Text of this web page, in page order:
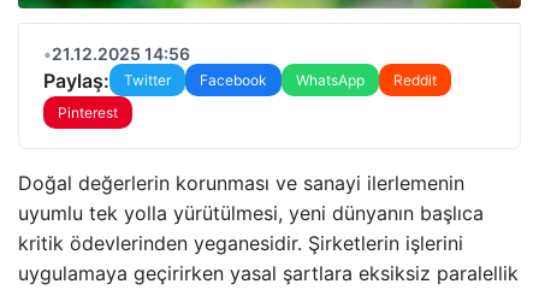
•21.12.2025 14:56
Paylaş: Twitter Facebook WhatsApp
Reddit
Pinterest
Doğal değerlerin korunması ve sanayi ilerlemenin
uyumlu tek yolla yürütülmesi, yeni dünyanın başlıca
kritik ödevlerinden yeganesidir. Şirketlerin işlerini
uygulamaya geçirirken yasal şartlara eksiksiz paralellik